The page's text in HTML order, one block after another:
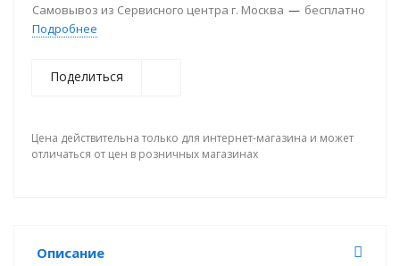
Самовывоз из Сервисного центра г. Москва — бесплатно
Подробнее
Поделиться
Цена действительна только для интернет-магазина и может
отличаться от цен в розничных магазинах
Описание